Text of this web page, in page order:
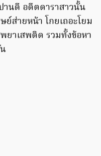
นดี อดีตดาราสาวนั้น
ส่ายหน้า โกยเถอะโยม
ยาเสพติด รวมทั้งข้อหา